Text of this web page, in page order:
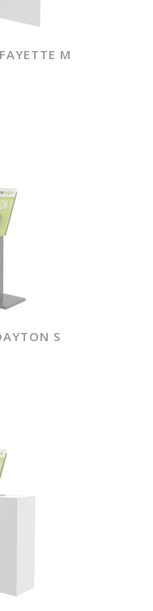
M
S